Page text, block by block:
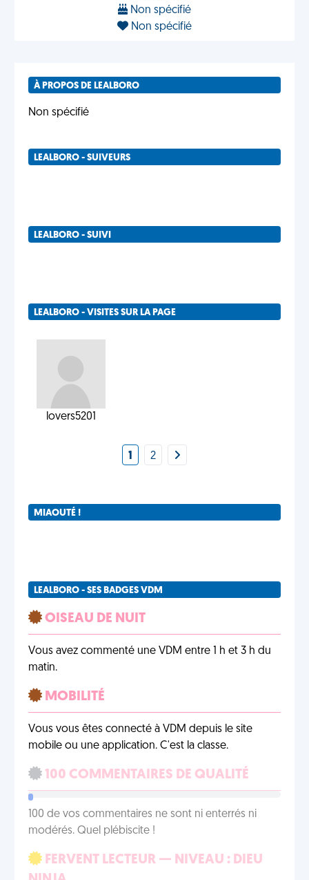
Non spécifié
Non spécifié
À PROPOS DE LEALBORO
Non spécifié
LEALBORO - SUIVEURS
LEALBORO - SUIVI
LEALBORO - VISITES SUR LA PAGE
lovers5201
1 2
MIAOUTÉ !
LEALBORO - SES BADGES VDM
OISEAU DE NUIT
Vous avez commenté une VDM entre 1 h et 3 h du
matin.
MOBILITÉ
Vous vous êtes connecté à VDM depuis le site
mobile ou une application. C'est la classe.
100 COMMENTAIRES DE QUALITÉ
100 de vos commentaires ne sont ni enterrés ni
modérés. Quel plébiscite !
FERVENT LECTEUR — NIVEAU : DIEU